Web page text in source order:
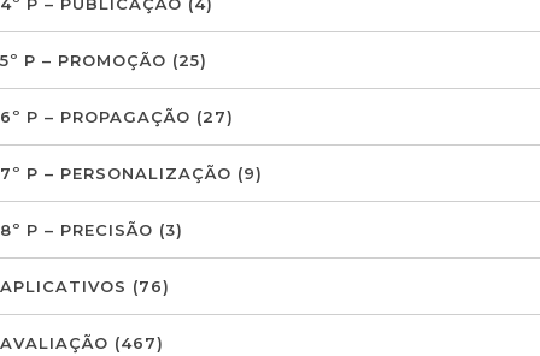
5º P – PROMOÇÃO (25)
6º P – PROPAGAÇÃO (27)
7º P – PERSONALIZAÇÃO (9)
8º P – PRECISÃO (3)
APLICATIVOS (76)
AVALIAÇÃO (467)